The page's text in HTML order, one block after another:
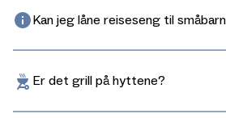
Kan jeg låne reiseseng til
Er det grill på hyttene?